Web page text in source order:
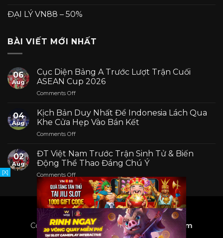
ĐẠI LÝ VN88 – 50%
BÀI VIẾT MỚI NHẤT
06
Aug
Cục Diện Bảng A Trước Lượt Trận Cuối
ASEAN Cup 2026
Comments Offon
Diện
Bảng
A
Trước
Trận
Cuối
Cup
2026
04
Aug
Kịch Bản Duy Nhất Để Indonesia Lách Qua
Khe Cửa Hẹp Vào Bán Kết
Comments Offon
Bản
Duy
Nhất
Để
Indonesia
Lách
Qua
Khe
Cửa
Hẹp
Vào
02
Aug
ĐT Việt Nam Trước Trận Sinh Tử & Biến
Động Thể Thao Đáng Chú Ý
Comments Offon
ĐT
Việt
Nam
Trước
Trận
Sinh
Tử
[X]
Copyright 2024 ©www.xemkeoonline.com